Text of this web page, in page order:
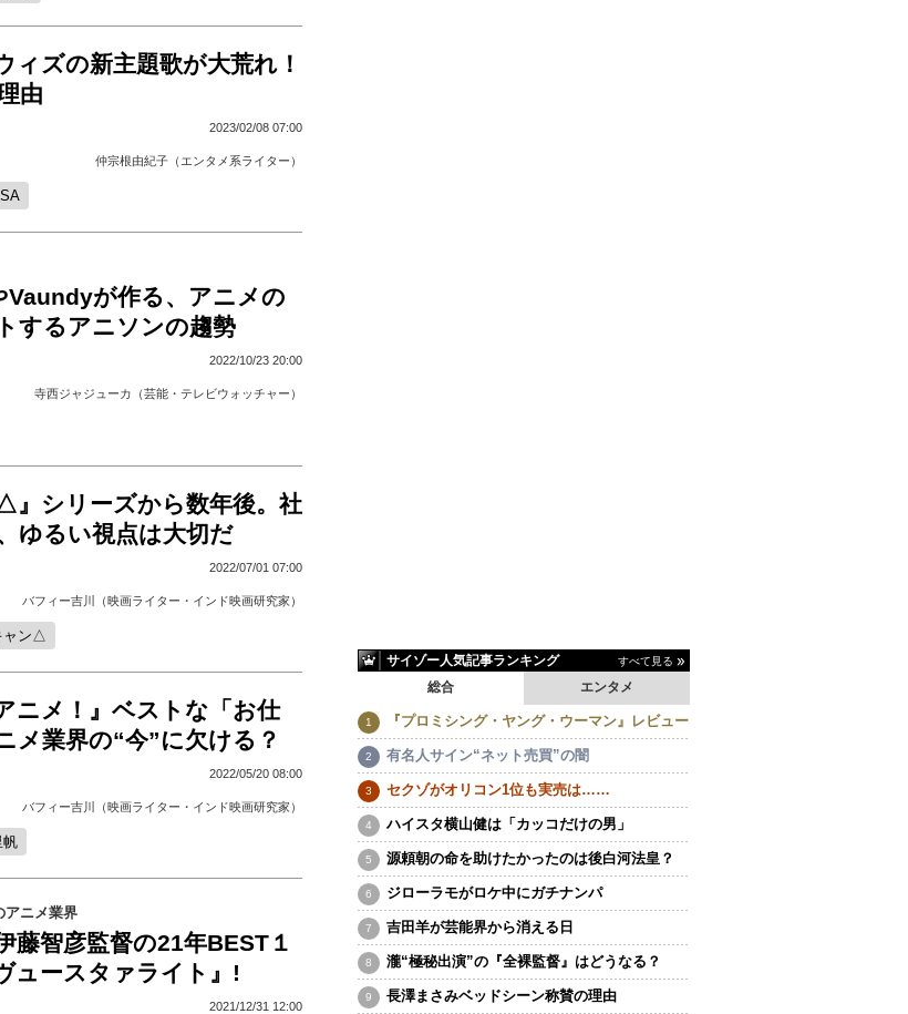
ィズの新主題歌が大荒れ！
由
2023/02/08 07:00
仲宗根由紀子（エンタメ系ライター）
が作る、アニメの
するアニソンの趨勢
2022/10/23 20:00
寺西ジャジューカ（芸能・テレビウォッチャー）
』シリーズから数年後。社
ゆるい視点は大切だ
2022/07/01 07:00
バフィー吉川（映画ライター・インド映画研究家）
ャン△
ニメ！』ベストな「お仕
メ業界の“今”に欠ける？
2022/05/20 08:00
バフィー吉川（映画ライター・インド映画研究家）
帆
アニメ業界
藤智彦監督の21年BEST１
ュースタァライト』!
2021/12/31 12:00
サイゾー人気記事ランキング すべて見る
エンタメ
総合
『プロミシング・ヤング・ウーマン』レビュー
有名人サイン“ネット売買”の闇
セクゾがオリコン1位も実売は……
ハイスタ横山健は「カッコだけの男」
源頼朝の命を助けたかったのは後白河法皇？
ジローラモがロケ中にガチナンパ
吉田羊が芸能界から消える日
瀧“極秘出演”の『全裸監督』はどうなる？
長澤まさみベッドシーン称賛の理由